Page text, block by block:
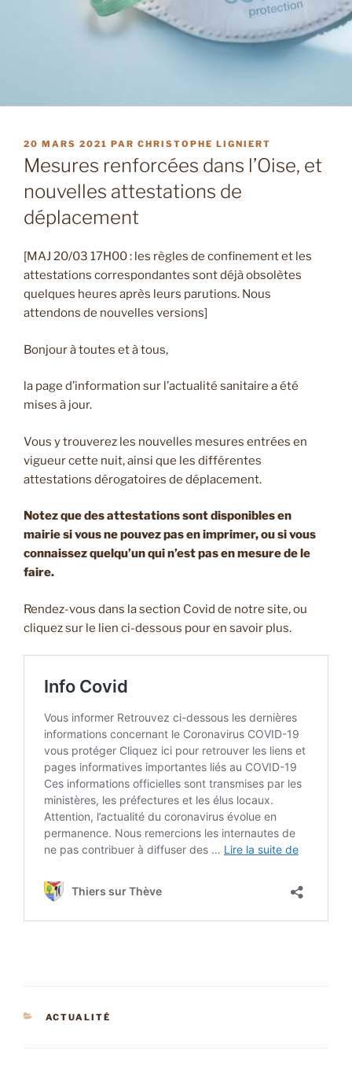
PUBLIÉ
LE
20 MARS 2021 PAR CHRISTOPHE LIGNIERT
Mesures renforcées dans l’Oise, et
nouvelles attestations de
déplacement
[MAJ 20/03 17H00 : les règles de confinement et les
attestations correspondantes sont déjà obsolètes
quelques heures après leurs parutions. Nous
attendons de nouvelles versions]
Bonjour à toutes et à tous,
la page d’information sur l’actualité sanitaire a été
mises à jour.
Vous y trouverez les nouvelles mesures entrées en
vigueur cette nuit, ainsi que les différentes
attestations dérogatoires de déplacement.
Notez que des attestations sont disponibles en
mairie si vous ne pouvez pas en imprimer, ou si vous
connaissez quelqu’un qui n’est pas en mesure de le
faire.
Rendez-vous dans la section Covid de notre site, ou
cliquez sur le lien ci-dessous pour en savoir plus.
CATÉGORIES
ACTUALITÉ